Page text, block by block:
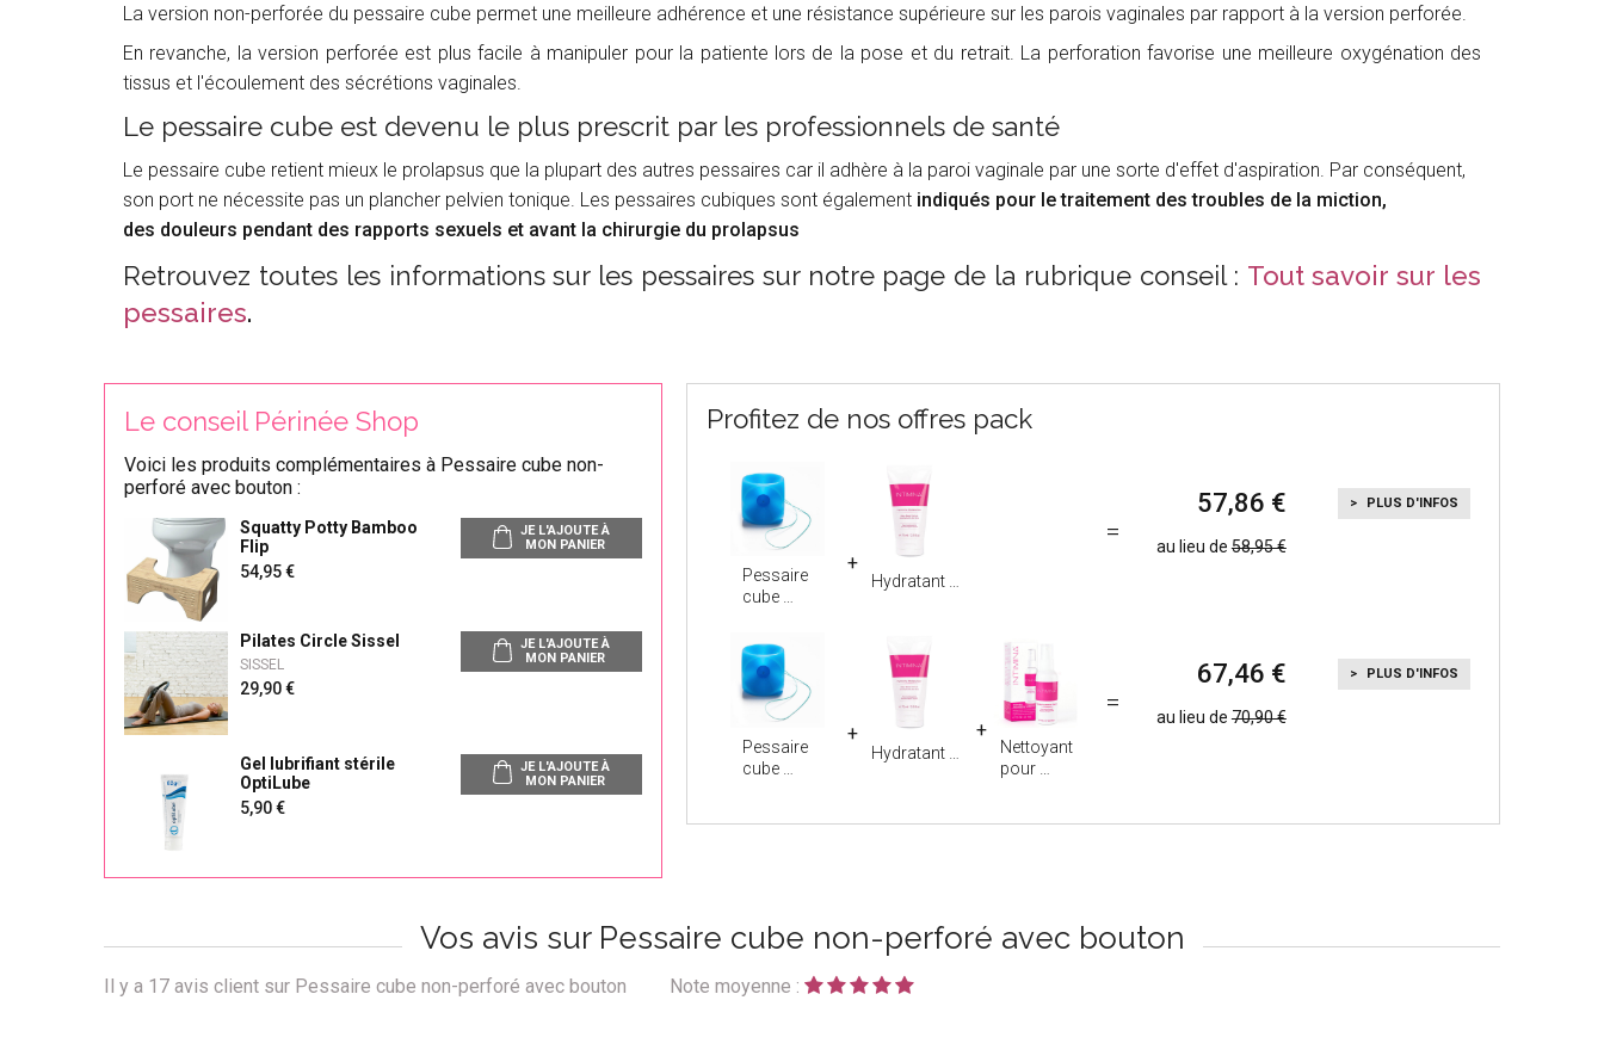
La version non-perforée du pessaire cube permet une meilleure adhérence et une résistance supérieure sur les parois vaginales par rapport à la version perforée.
En revanche, la version perforée est plus facile à manipuler pour la patiente lors de la pose et du retrait. La perforation favorise une meilleure oxygénation des
tissus et l'écoulement des sécrétions vaginales.
Le pessaire cube est devenu le plus prescrit par les professionnels de santé
Le pessaire cube retient mieux le prolapsus que la plupart des autres pessaires car il adhère à la paroi vaginale par une sorte d'effet d'aspiration. Par conséquent,
son port ne nécessite pas un plancher pelvien tonique. Les pessaires cubiques sont également indiqués pour le traitement des troubles de la miction,
des douleurs pendant des rapports sexuels et avant la chirurgie du prolapsus
Retrouvez toutes les informations sur les pessaires sur notre page de la rubrique conseil : Tout savoir sur les
pessaires.
Le conseil Périnée Shop
Voici les produits complémentaires à Pessaire cube non-
perforé avec bouton :
Squatty Potty Bamboo
Flip
54,95
JE L'AJOUTE À
MON PANIER
Pilates Circle Sissel
SISSEL
29,90
JE L'AJOUTE À
MON PANIER
Gel lubrifiant stérile
OptiLube
5,90
JE L'AJOUTE À
MON PANIER
Profitez de nos offres pack
Pessaire
cube
Hydratant
57,86
au lieu de58,95
PLUS D'INFOS
Pessaire
cube
Hydratant
Nettoyant
pour
67,46
au lieu de70,90
PLUS D'INFOS
Vos avis sur Pessaire cube non-perforé avec bouton
Il y a 17 avis client sur Pessaire cube non-perforé avec bouton Note moyenne :